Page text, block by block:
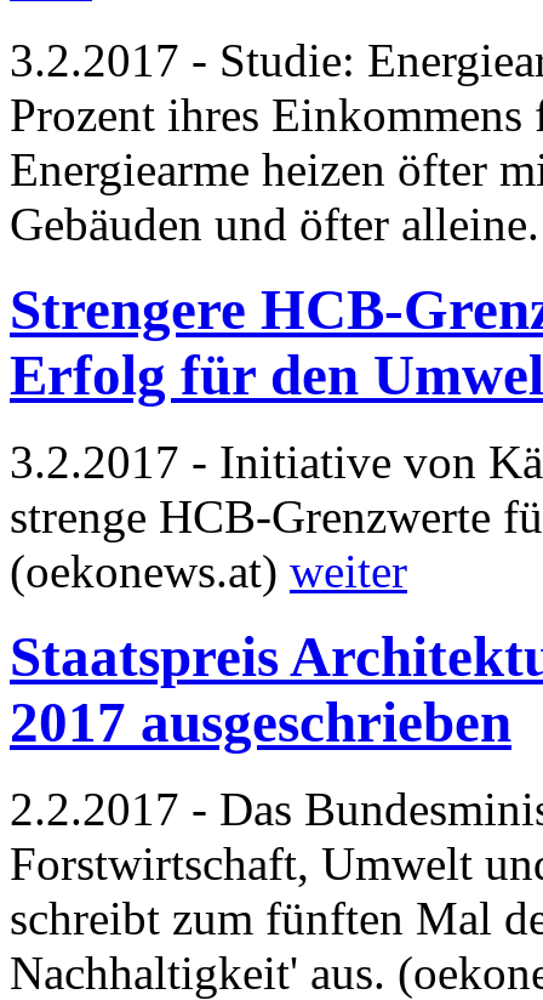
3.2.2017 - Studie:
Prozent ihres Einkommens
Energiearme heizen öfter
Gebäuden und öfter
Strengere HCB-
Erfolg für den
3.2.2017 - Initiative von
strenge HCB-Grenzwerte
(oekonews.at) weiter
Staatspreis
2017 ausgeschrieben
2.2.2017 - Das
Forstwirtschaft, Umwelt
schreibt zum fünften Mal
Nachhaltigkeit' aus.